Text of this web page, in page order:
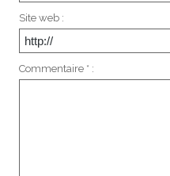
Site web :
Commentaire * :